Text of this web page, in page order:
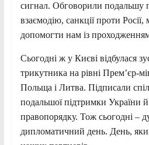
сигнал. Обговорили подальшу
взаємодію, санкції проти Росії,
допомогти нам із
Сьогодні ж у Києві відбулася
трикутника на рівні Премʼєр-
Польща і Литва. Підписали
подальшої підтримки України
правопорядку. Тож сьогодні –
дипломатичний день. День,